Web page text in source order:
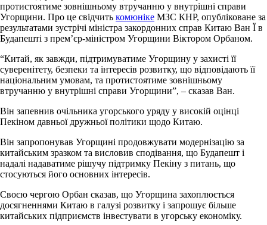
протистоятиме зовнішньому втручанню у внутрішні справи
Угорщини. Про це свідчить комюніке МЗС КНР, опубліковане за
результатами зустрічі міністра закордонних справ Китаю Ван Ї в
Будапешті з прем’єр-міністром Угорщини Віктором Орбаном.
“Китай, як завжди, підтримуватиме Угорщину у захисті її
суверенітету, безпеки та інтересів розвитку, що відповідають її
національним умовам, та протистоятиме зовнішньому
втручанню у внутрішні справи Угорщини”, – сказав Ван.
Він запевнив очільника угорського уряду у високій оцінці
Пекіном давньої дружньої політики щодо Китаю.
Він запропонував Угорщині продовжувати модернізацію за
китайським зразком та висловив сподівання, що Будапешт і
надалі надаватиме рішучу підтримку Пекіну з питань, що
стосуються його основних інтересів.
Своєю чергою Орбан сказав, що Угорщина захоплюється
досягненнями Китаю в галузі розвитку і запрошує більше
китайських підприємств інвестувати в угорську економіку.